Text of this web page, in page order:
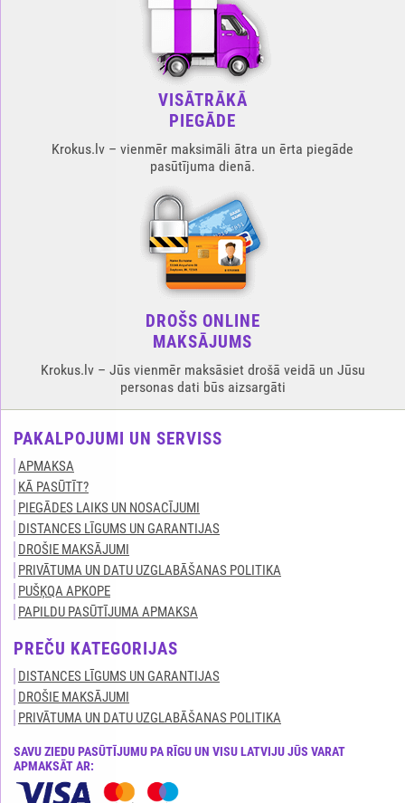
VISĀTRĀKĀ
PIEGĀDE
Krokus.lv – vienmēr maksimāli ātra un ērta piegāde
pasūtījuma dienā.
DROŠS ONLINE
MAKSĀJUMS
Krokus.lv – Jūs vienmēr maksāsiet drošā veidā un Jūsu
personas dati būs aizsargāti
PAKALPOJUMI UN SERVISS
APMAKSA
KĀ PASŪTĪT?
PIEGĀDES LAIKS UN NOSACĪJUMI
DISTANCES LĪGUMS UN GARANTIJAS
DROŠIE MAKSĀJUMI
PRIVĀTUMA UN DATU UZGLABĀŠANAS POLITIKA
PUŠĶQA APKOPE
PAPILDU PASŪTĪJUMA APMAKSA
PREČU KATEGORIJAS
DISTANCES LĪGUMS UN GARANTIJAS
DROŠIE MAKSĀJUMI
PRIVĀTUMA UN DATU UZGLABĀŠANAS POLITIKA
SAVU ZIEDU PASŪTĪJUMU PA RĪGU UN VISU LATVIJU JŪS VARAT
APMAKSĀT AR: